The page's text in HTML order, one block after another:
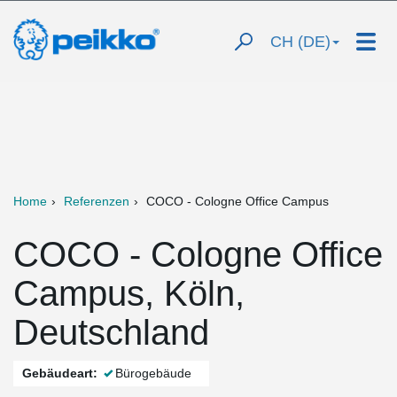
CH (DE)
Home Referenzen COCO - Cologne Office Campus
COCO - Cologne Office
Campus, Köln,
Deutschland
Gebäudeart: Bürogebäude